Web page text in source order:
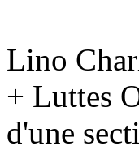
Lino
+ Luttes
d'une